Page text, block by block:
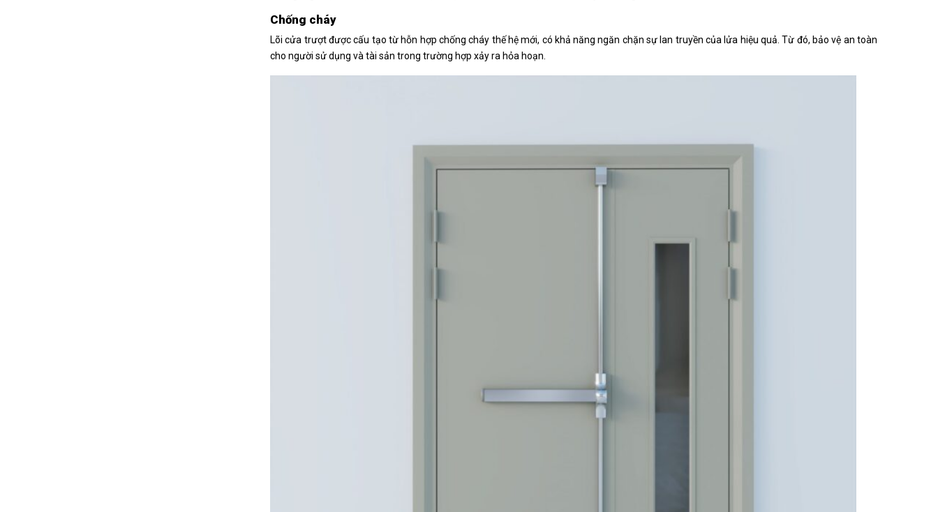
Chống cháy
Lõi cửa trượt được cấu tạo từ hỗn hợp chống cháy thế hệ mới, có khả năng ngăn chặn sự lan truyền của lửa hiệu quả. Từ đó, bảo vệ an toàn
cho người sử dụng và tài sản trong trường hợp xảy ra hỏa hoạn.